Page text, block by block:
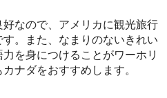
なので、アメリカに観光旅行
。また、なまりのないきれい
を身につけることがワーホリ
ナダをおすすめします。